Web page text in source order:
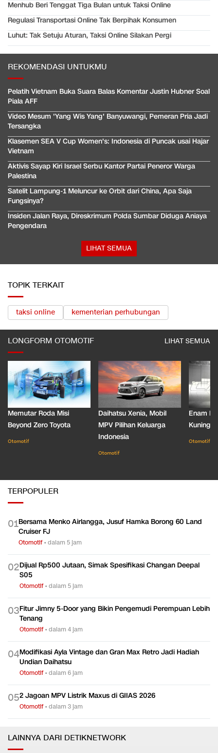
Menhub Beri Tenggat Tiga Bulan untuk Taksi Online
Regulasi Transportasi Online Tak Berpihak Konsumen
Luhut: Tak Setuju Aturan, Taksi Online Silakan Pergi
REKOMENDASI UNTUKMU
Pelatih Vietnam Buka Suara Balas Komentar Justin Hubner Soal
Piala AFF
Video Mesum 'Yang Wis Yang' Banyuwangi, Pemeran Pria Jadi
Tersangka
Klasemen SEA V Cup Women's: Indonesia di Puncak usai Hajar
Vietnam
Aktivis Sayap Kiri Israel Serbu Kantor Partai Peneror Warga
Palestina
Satelit Lampung-1 Meluncur ke Orbit dari China, Apa Saja
Fungsinya?
Insiden Jalan Raya, Direskrimum Polda Sumbar Diduga Aniaya
Pengendara
LIHAT SEMUA
TOPIK TERKAIT
taksi online kementerian perhubungan
LONGFORM OTOMOTIF LIHAT SEMUA
Memutar Roda Misi
Beyond Zero Toyota
Otomotif
Daihatsu Xenia, Mobil
MPV Pilihan Keluarga
Indonesia
Otomotif
Enam
Kuning
Otomotif
TERPOPULER
01Bersama Menko Airlangga, Jusuf Hamka Borong 60 Land
Cruiser FJ
Otomotif•dalam 5 jam
02Dijual Rp500 Jutaan, Simak Spesifikasi Changan Deepal
S05
Otomotif•dalam 5 jam
03Fitur Jimny 5-Door yang Bikin Pengemudi Perempuan Lebih
Tenang
Otomotif•dalam 4 jam
04Modifikasi Ayla Vintage dan Gran Max Retro Jadi Hadiah
Undian Daihatsu
Otomotif•dalam 6 jam
052 Jagoan MPV Listrik Maxus di GIIAS 2026
Otomotif•dalam 3 jam
LAINNYA DARI DETIKNETWORK